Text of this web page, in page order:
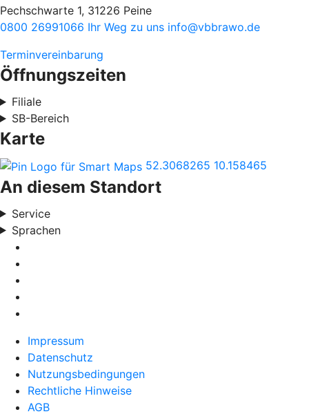
Pechschwarte 1, 31226 Peine
0800 26991066 Ihr Weg zu uns info@vbbrawo.de
Terminvereinbarung
Öffnungszeiten
Filiale
SB-Bereich
Karte
52.3068265 10.158465
An diesem Standort
Service
Sprachen
Impressum
Datenschutz
Nutzungsbedingungen
Rechtliche Hinweise
AGB